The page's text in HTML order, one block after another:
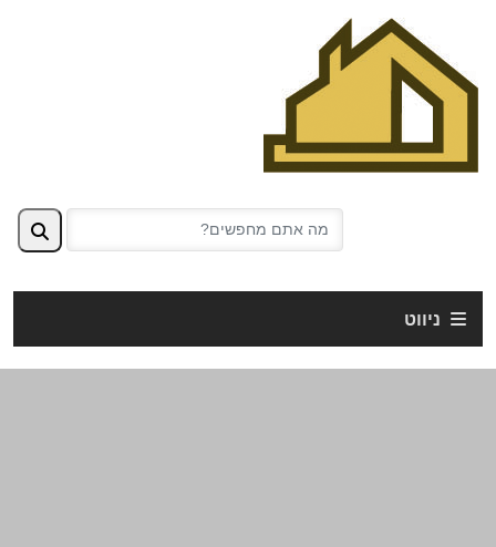
ניווט